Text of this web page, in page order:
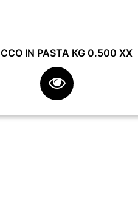
IN PASTA KG 0.500 XX